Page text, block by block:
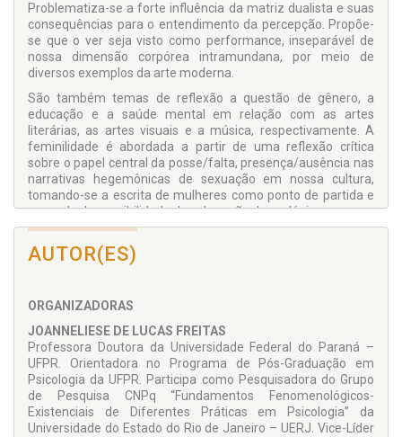
Problematiza-se a forte influência da matriz dualista e suas
consequências para o entendimento da percepção. Propõe-
se que o ver seja visto como performance, inseparável de
nossa dimensão corpórea intramundana, por meio de
diversos exemplos da arte moderna.
São também temas de reflexão a questão de gênero, a
educação e a saúde mental em relação com as artes
literárias, as artes visuais e a música, respectivamente. A
feminilidade é abordada a partir de uma reflexão crítica
sobre o papel central da posse/falta, presença/ausência nas
narrativas hegemônicas de sexuação em nossa cultura,
tomando-se a escrita de mulheres como ponto de partida e
exemplo da possibilidade de subversão dessa lógica.
da imaginação, frequentemente negligenciado na psicologia
e na educação, é discutido a partir das formas culturais que
Finalmente, apresenta-se de maneira sensível a experiência
de pacientes de um CAPS com musicoterapia e suas
repercussões nem sempre óbvias ao sofrimento,
enfatizando a escuta das experiências individuais e grupais
nas oficinas de saúde mental.
AUTOR(ES)
ORGANIZADORAS
JOANNELIESE DE LUCAS FREITAS
Professora Doutora da Universidade Federal do Paraná –
UFPR. Orientadora no Programa de Pós-Graduação em
Psicologia da UFPR. Participa como Pesquisadora do Grupo
de Pesquisa CNPq “Fundamentos Fenomenológicos-
Existenciais de Diferentes Práticas em Psicologia” da
Universidade do Estado do Rio de Janeiro – UERJ. Vice-Líder